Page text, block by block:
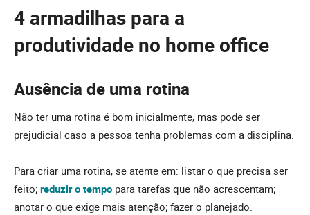
4 armadilhas para a
produtividade no home office
Ausência de uma rotina
Não ter uma rotina é bom inicialmente, mas pode ser
prejudicial caso a pessoa tenha problemas com a disciplina.
Para criar uma rotina, se atente em: listar o que precisa ser
feito; reduzir o tempo para tarefas que não acrescentam;
anotar o que exige mais atenção; fazer o planejado.